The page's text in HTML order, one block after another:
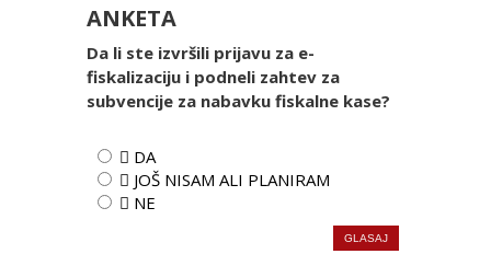
ANKETA
Da li ste izvršili prijavu za e-
fiskalizaciju i podneli zahtev za
subvencije za nabavku fiskalne kase?
 DA
 JOŠ NISAM ALI PLANIRAM
 NE